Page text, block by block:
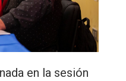
en la sesión